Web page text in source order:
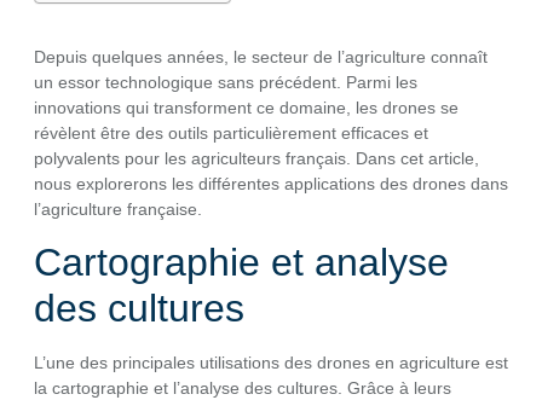
Depuis quelques années, le secteur de l’agriculture connaît
un essor technologique sans précédent. Parmi les
innovations qui transforment ce domaine, les drones se
révèlent être des outils particulièrement efficaces et
polyvalents pour les agriculteurs français. Dans cet article,
nous explorerons les différentes applications des drones dans
l’agriculture française.
Cartographie et analyse
des cultures
L’une des principales utilisations des drones en agriculture est
la cartographie et l’analyse des cultures. Grâce à leurs